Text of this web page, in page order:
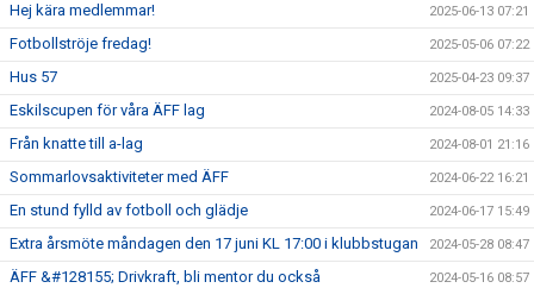
Hej kära medlemmar! 2025-06-13 07:21
Fotbollströje fredag! 2025-05-06 07:22
Hus 57 2025-04-23 09:37
Eskilscupen för våra ÄFF lag 2024-08-05 14:33
Från knatte till a-lag 2024-08-01 21:16
Sommarlovsaktiviteter med ÄFF 2024-06-22 16:21
En stund fylld av fotboll och glädje 2024-06-17 15:49
Extra årsmöte måndagen den 17 juni KL 17:00 i klubbstugan 2024-05-28 08:47
ÄFF &#128155; Drivkraft, bli mentor du också 2024-05-16 08:57